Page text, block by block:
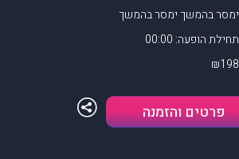
תחילת הופעה: 00:00
ימסר בהמשך ימסר בהמשך
₪198
פרטים והזמנה